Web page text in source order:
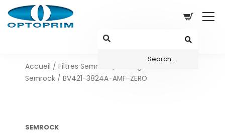
Accueil / Filtres Semrock
Semrock / BV421-3824A-AMF-ZERO
SEMROCK